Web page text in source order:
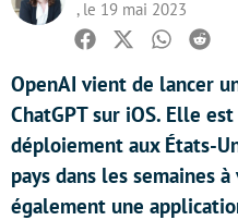
, le 19 mai 2023
Facebook
TwitterWhatsapp
Reddit
OpenAI vient de lancer
ChatGPT sur iOS. Elle
déploiement aux États-
pays dans les semaines
également une